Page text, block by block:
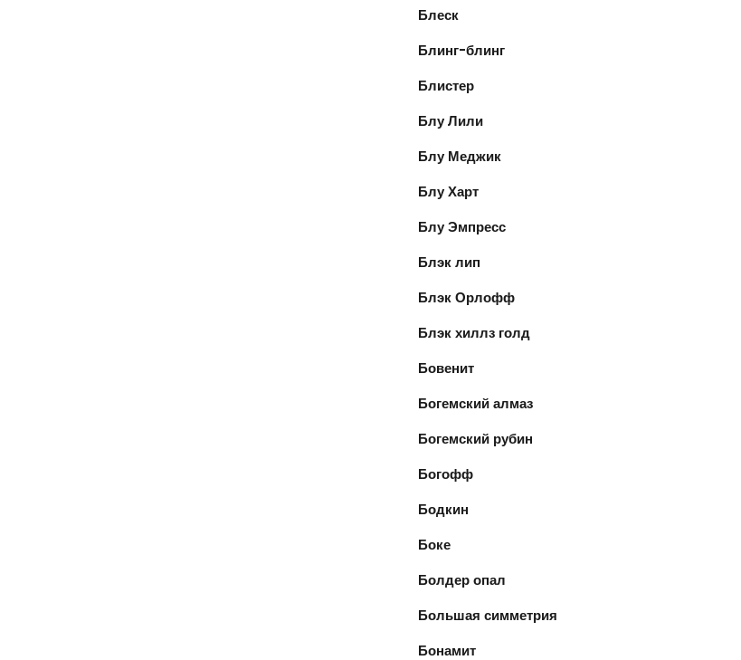
Блеск
Блинг-блинг
Блистер
Блу Лили
Блу Меджик
Блу Харт
Блу Эмпресс
Блэк лип
Блэк Орлофф
Блэк хиллз голд
Бовенит
Богемский алмаз
Богемский рубин
Богофф
Бодкин
Боке
Болдер опал
Большая симметрия
Бонамит